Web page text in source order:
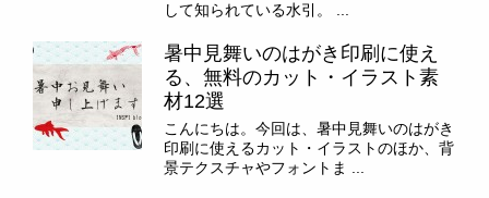
して知られている水引。 ...
暑中見舞いのはがき印刷に使え
る、無料のカット・イラスト素
材12選
こんにちは。今回は、暑中見舞いのはがき
印刷に使えるカット・イラストのほか、背
景テクスチャやフォントま ...